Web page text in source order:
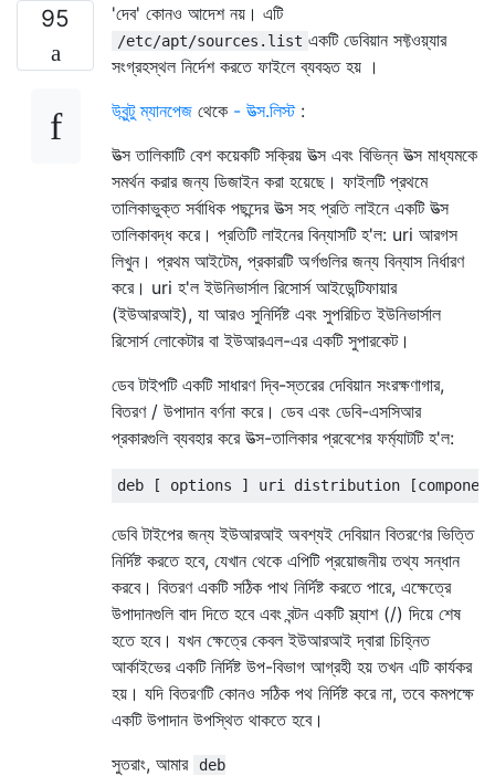
95 'দেব' কোনও আদেশ নয়। এটি
/etc/apt/sources.list একটি ডেবিয়ান সফ্টওয়্যার
সংগ্রহস্থল নির্দেশ করতে ফাইলে ব্যবহৃত হয় ।
উবুন্টু ম্যানপেজ থেকে - উত্স.লিস্ট:
উত্স তালিকাটি বেশ কয়েকটি সক্রিয় উত্স এবং বিভিন্ন উত্স মাধ্যমকে
সমর্থন করার জন্য ডিজাইন করা হয়েছে। ফাইলটি প্রথমে
তালিকাভুক্ত সর্বাধিক পছন্দের উত্স সহ প্রতি লাইনে একটি উত্স
তালিকাবদ্ধ করে। প্রতিটি লাইনের বিন্যাসটি হ'ল: uri আরগস
লিখুন। প্রথম আইটেম, প্রকারটি অর্গগুলির জন্য বিন্যাস নির্ধারণ
করে। uri হ'ল ইউনিভার্সাল রিসোর্স আইডেন্টিফায়ার
(ইউআরআই), যা আরও সুনির্দিষ্ট এবং সুপরিচিত ইউনিভার্সাল
রিসোর্স লোকেটার বা ইউআরএল-এর একটি সুপারকেট।
ডেব টাইপটি একটি সাধারণ দ্বি-স্তরের দেবিয়ান সংরক্ষণাগার,
বিতরণ / উপাদান বর্ণনা করে। ডেব এবং ডেবি-এসসিআর
প্রকারগুলি ব্যবহার করে উত্স-তালিকার প্রবেশের ফর্ম্যাটটি হ'ল:
ডেবি টাইপের জন্য ইউআরআই অবশ্যই দেবিয়ান বিতরণের ভিত্তি
নির্দিষ্ট করতে হবে, যেখান থেকে এপিটি প্রয়োজনীয় তথ্য সন্ধান
করবে। বিতরণ একটি সঠিক পাথ নির্দিষ্ট করতে পারে, এক্ষেত্রে
উপাদানগুলি বাদ দিতে হবে এবং বন্টন একটি স্ল্যাশ (/) দিয়ে শেষ
হতে হবে। যখন ক্ষেত্রে কেবল ইউআরআই দ্বারা চিহ্নিত
আর্কাইভের একটি নির্দিষ্ট উপ-বিভাগ আগ্রহী হয় তখন এটি কার্যকর
হয়। যদি বিতরণটি কোনও সঠিক পথ নির্দিষ্ট করে না, তবে কমপক্ষে
একটি উপাদান উপস্থিত থাকতে হবে।
সুতরাং, আমার
deb